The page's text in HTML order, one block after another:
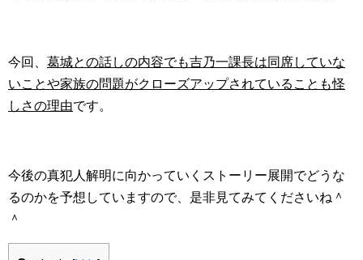
今回、 葛城との話しの内容でも吉乃一課長は同席していな
いことや家族の問題がクローズアップされていることも怪
しさの理由です。
今後の真犯人解明に向かっていくストーリー展開でどうな
るのかを予想していますので、是非見てみてくださいね＾
＾